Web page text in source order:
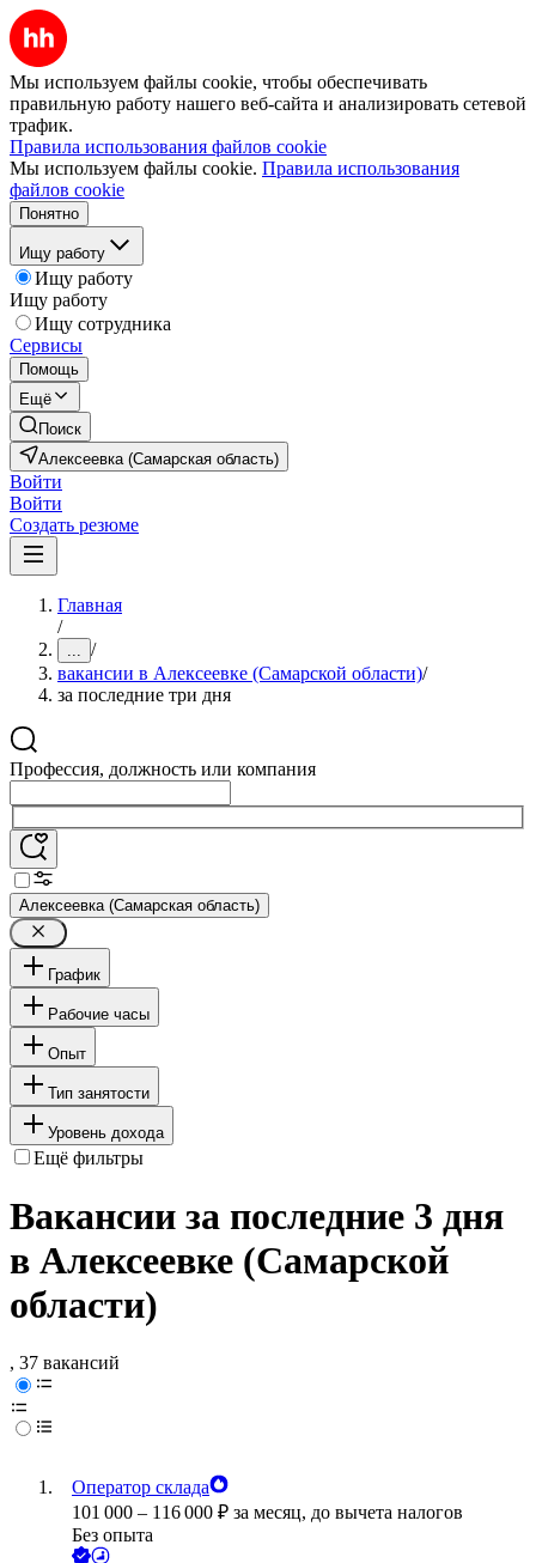
Мы используем файлы cookie, чтобы обеспечивать
правильную работу нашего веб-сайта и анализировать сетевой
трафик.
Правила использования файлов cookie
Мы используем файлы cookie. Правила использования
файлов cookie
Понятно
Ищу работу
Ищу работу
Ищу работу
Ищу сотрудника
Сервисы
Помощь
Ещё
Поиск
Алексеевка (Самарская область)
Войти
Войти
Создать резюме
Главная
/
... /
вакансии в Алексеевке (Самарской области)/
за последние три дня
Профессия, должность или компания
Алексеевка (Самарская область)
График
Рабочие часы
Опыт
Тип занятости
Уровень дохода
Ещё фильтры
Вакансии за последние 3 дня
в Алексеевке (Самарской
области)
, 37 вакансий
Оператор склада
101 000 – 116 000 ₽ за месяц, до вычета налогов
Без опыта